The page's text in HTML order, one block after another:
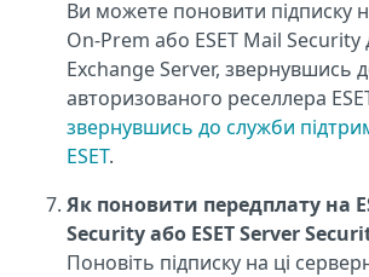
Ви можете поновити підписку
On-Prem або ESET Mail
Exchange Server, звернувшись
авторизованого реселлера
звернувшись до служби
ESET.
Як поновити передплату на
Security або ESET Server
Поновіть підписку на ці